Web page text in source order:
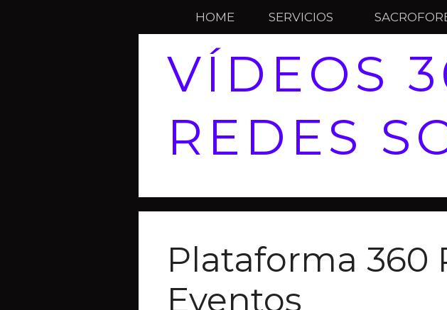
HOME SERVICIOS
VÍDEOS
REDES
Plataforma 360
Eventos